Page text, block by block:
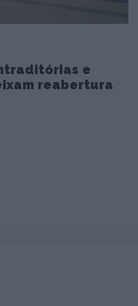
e
reabertura